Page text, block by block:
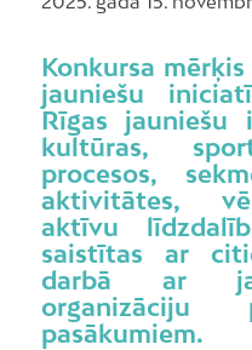
Konkursa
jauniešu
Rīgas jauniešu
kultūras,
procesos,
aktivitātes,
aktīvu
saistītas ar
darbā ar
organizāciju
pasākumiem.